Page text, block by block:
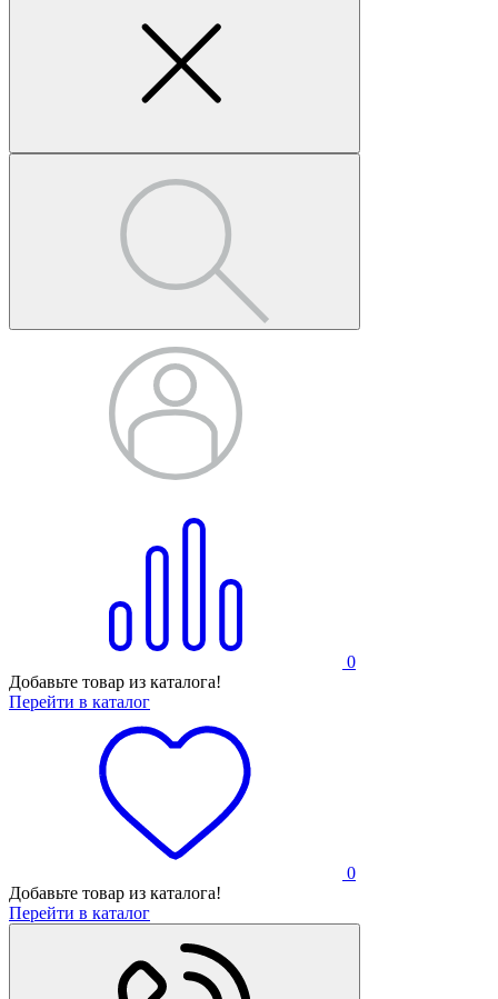
0
Добавьте товар из каталога!
Перейти в каталог
0
Добавьте товар из каталога!
Перейти в каталог